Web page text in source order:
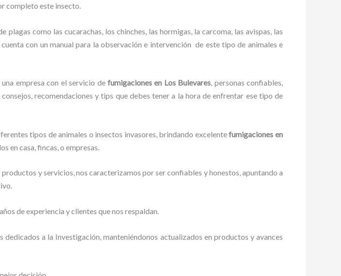
completo este insecto.
como las cucarachas, los chinches, las hormigas, la carcoma, las avispas, las
con un manual para la observación e intervención de este tipo de animales e
empresa con el servicio de fumigacionesen Los Bulevares, personas confiables,
recomendaciones y tips que debes tener a la hora de enfrentar ese tipo de
tipos de animales o insectos invasores, brindando excelentefumigaciones en
en casa, fincas, o empresas.
y servicios, nos caracterizamos por ser confiables y honestos, apuntando a
de experiencia y clientes que nos respaldan.
dedicados a la Investigación, manteniéndonos actualizados en productos y avances